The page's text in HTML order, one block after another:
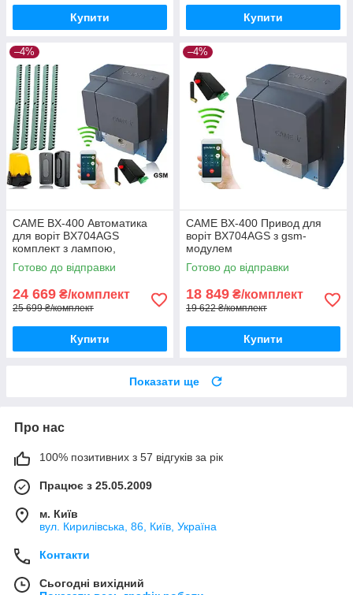
Купити Купити
–4%
CAME BX-400 Автоматика
для воріт BX704AGS
комплект з лампою,
фотоелементами, 5м рейки і
gsm-модулем
Готово до відправки
24 669 ₴/комплект
25 699 ₴/комплект
Купити
–4%
CAME BX-400 Привод для
воріт BX704AGS з gsm-
модулем
Готово до відправки
18 849 ₴/комплект
19 622 ₴/комплект
Купити
Показати ще
Про нас
100% позитивних з 57 відгуків за рік
Працює з 25.05.2009
м. Київ
вул. Кирилівська, 86, Київ, Україна
Контакти
Сьогодні вихідний